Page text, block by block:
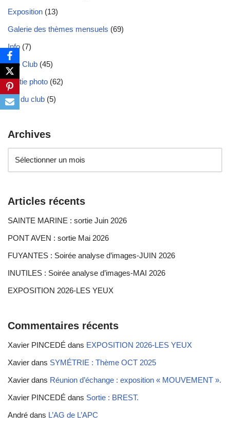
Exposition (13)
Galerie des thèmes mensuels (69)
Info (7)
Info Club (45)
Sortie photo (62)
Vie du club (5)
Archives
Articles récents
SAINTE MARINE : sortie Juin 2026
PONT AVEN : sortie Mai 2026
FUYANTES : Soirée analyse d’images-JUIN 2026
INUTILES : Soirée analyse d’images-MAI 2026
EXPOSITION 2026-LES YEUX
Commentaires récents
Xavier PINCEDÉ dans EXPOSITION 2026-LES YEUX
Xavier dans SYMÉTRIE : Thème OCT 2025
Xavier dans Réunion d’échange : exposition « MOUVEMENT ».
Xavier PINCEDÉ dans Sortie : BREST.
André dans L’AG de L’APC